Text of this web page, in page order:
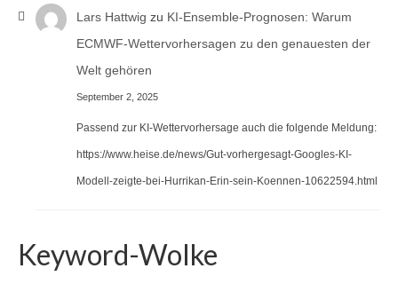
Lars Hattwig zu KI-Ensemble-Prognosen: Warum
ECMWF-Wettervorhersagen zu den genauesten der
Welt gehören
September 2, 2025
Passend zur KI-Wettervorhersage auch die folgende Meldung:
https://www.heise.de/news/Gut-vorhergesagt-Googles-KI-
Modell-zeigte-bei-Hurrikan-Erin-sein-Koennen-10622594.html
Keyword-Wolke